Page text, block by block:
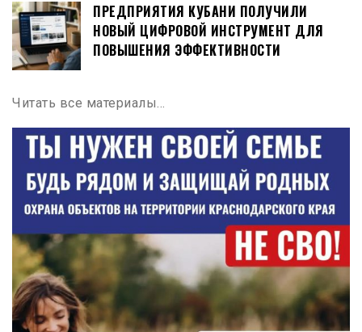
ПРЕДПРИЯТИЯ КУБАНИ ПОЛУЧИЛИ
НОВЫЙ ЦИФРОВОЙ ИНСТРУМЕНТ ДЛЯ
ПОВЫШЕНИЯ ЭФФЕКТИВНОСТИ
Читать все материалы…